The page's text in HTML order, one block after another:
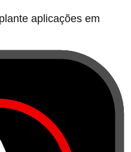
aplicações em